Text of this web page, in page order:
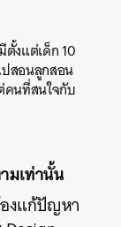
ตั้งแต่เด็ก 10
ปสอนลูกสอน
คนที่สนใจกับ
มเท่านั้น
งแก้ปัญหา